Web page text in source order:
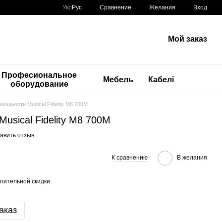
Укр Рус Сравнение Желания Вход
Мой заказ
Професиональное
оборудование
Мебель Кабелі
Musical Fidelity M8 700M
Fidelity M8 700M
отзыв
К сравнению В желания
скидки